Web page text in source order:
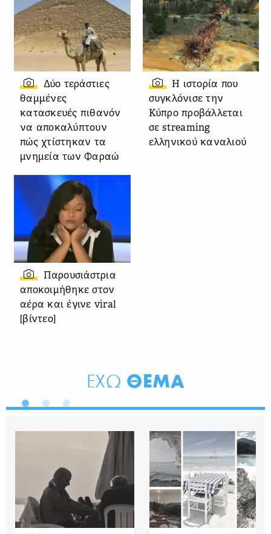
Δύο τεράστιες
θαμμένες
κατασκευές πιθανόν
να αποκαλύπτουν
πώς χτίστηκαν τα
μνημεία των Φαραώ
Η ιστορία που
συγκλόνισε την
Κύπρο προβάλλεται
σε streaming
ελληνικού καναλιού
Παρουσιάστρια
αποκοιμήθηκε στον
αέρα και έγινε viral
[βίντεο]
ΕΧΩ ΘΕΜΑ